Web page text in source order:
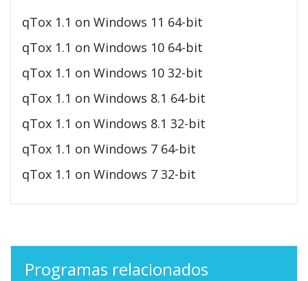
qTox 1.1 on Windows 11 64-bit
qTox 1.1 on Windows 10 64-bit
qTox 1.1 on Windows 10 32-bit
qTox 1.1 on Windows 8.1 64-bit
qTox 1.1 on Windows 8.1 32-bit
qTox 1.1 on Windows 7 64-bit
qTox 1.1 on Windows 7 32-bit
Programas relacionados